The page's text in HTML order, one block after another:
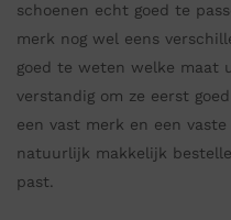
schoenen echt goed te
merk nog wel eens
goed te weten welke maat
verstandig om ze eerst
een vast merk en een
natuurlijk makkelijk
past.